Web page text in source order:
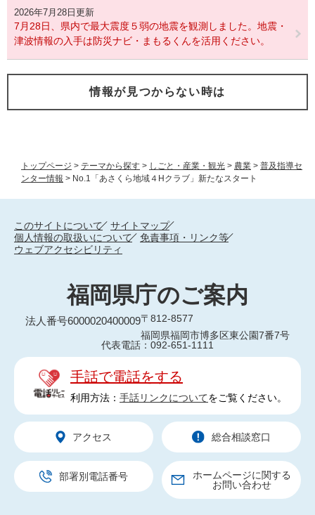
トップページ > テーマから探す > しごと・産業・観光 > 農業 > 普及指導セ
ンター情報 > No.1「あさくら地域４Hクラブ」新たなスタート
2026年7月28日更新
7月28日、県内で最大震度５弱の地震を観測しました。地震・
津波情報の入手は防災ナビ・まもるくんを活用ください。
情報が見つからない時は
このサイトについて
サイトマップ
個人情報の取扱いについて
免責事項・リンク等
ウェブアクセシビリティ
福岡県庁のご案内
法人番号6000020400009〒812-8577
福岡県福岡市博多区東公園7番7号
代表電話：092-651-1111
手話で電話をする
利用方法： 手話リンクについてをご覧ください。
アクセス 総合相談窓口
部署別電話番号
ホームページに関する
お問い合わせ